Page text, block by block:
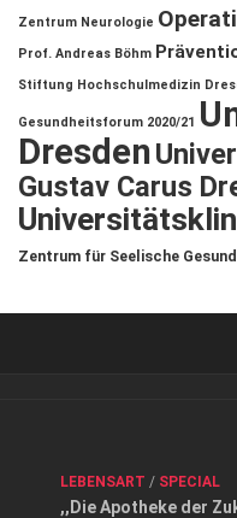
Zentrum Neurologie
Prof. Andreas Böhm
Stiftung Hochschulmedizin
Gesundheitsforum 2020/21
Dresden
Gustav Carus
Zentrum für Seelische
Datenschutzerklärung
LEBENSART / SPECIAL
,,Die Apotheke der